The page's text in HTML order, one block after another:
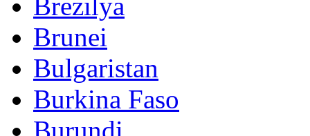
Brunei
Bulgaristan
Burkina Faso
Burundi